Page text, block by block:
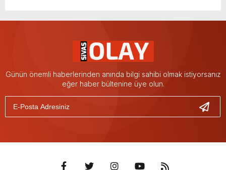
Günün önemli haberlerinden anında bilgi sahibi olmak istiyorsanız
eğer haber bültenine üye olun.